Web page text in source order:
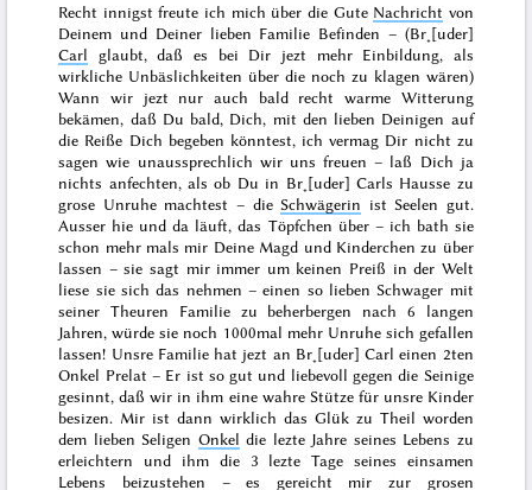
Recht innigst freute ich mich über die Gute Nachricht von
Deinem und Deiner lieben Familie Befinden – (Br˖[uder]
Carl glaubt, daß es bei Dir jezt mehr Einbildung, als
wirkliche Unbäslichkeiten über die noch zu klagen wären)
Wann wir jezt nur auch bald recht warme Witterung
bekämen, daß Du bald, Dich, mit den lieben Deinigen auf
die Reiße Dich begeben könntest, ich vermag Dir nicht zu
sagen wie unaussprechlich wir uns freuen – laß Dich ja
nichts anfechten, als ob Du in Br˖[uder] Carls Hausse zu
grose Unruhe machtest – die Schwägerin ist Seelen gut.
Ausser hie und da läuft, das Töpfchen über – ich bath sie
schon mehr mals mir Deine Magd und Kinderchen zu über
lassen – sie sagt mir immer um keinen Preiß in der Welt
liese sie sich das nehmen – einen so lieben Schwager mit
seiner Theuren Familie zu beherbergen nach 6 langen
Jahren, würde sie noch 1000mal mehr Unruhe sich gefallen
lassen! Unsre Familie hat jezt an Br˖[uder] Carl einen 2ten
Onkel Prelat – Er ist so gut und liebevoll gegen die Seinige
gesinnt, daß wir in ihm eine wahre Stütze für unsre Kinder
besizen. Mir ist dann wirklich das Glük zu Theil worden
dem lieben Seligen Onkel die lezte Jahre seines Lebens zu
erleichtern und ihm die 3 lezte Tage seines einsamen
Lebens beizustehen – es gereicht mir zur grosen